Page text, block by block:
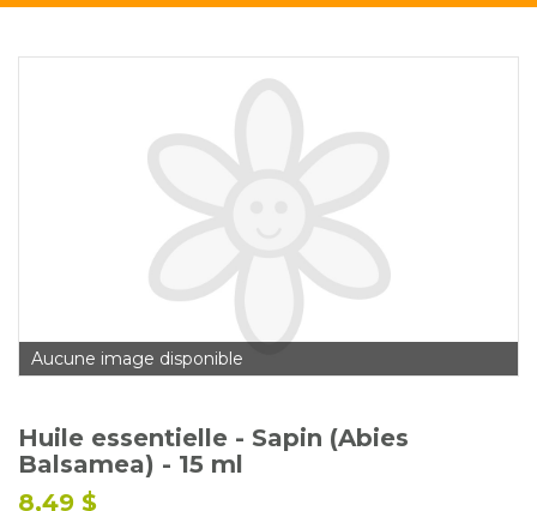
La boutique
Promotions et évènements
Calendrier horticole
Emplois
Service à la clientèle
Nous joindre
Aucune image disponible
Huile essentielle - Sapin (Abies
Balsamea) - 15 ml
8,49 $